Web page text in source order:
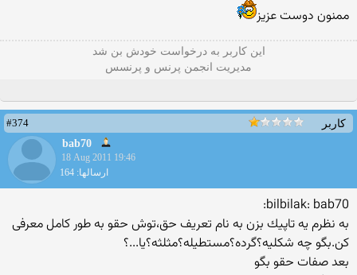
ممنون دوست عزیز
این كاربر به درخواست خودش بن شد
مدیریت انجمن پرنس و پرنسس
کاربر
#374
bab70
18 Aug 2011 19:46
ارسالها: 164
bilbilak: bab70:
به نظرم یه تاپیك بزن به نام تعریف حق،توش حقو به طور كامل معرفی
كن.بگو چه شكلیه؟گرده؟مستطیله؟مثلثه؟یا...؟
بعد صفات حقو بگو